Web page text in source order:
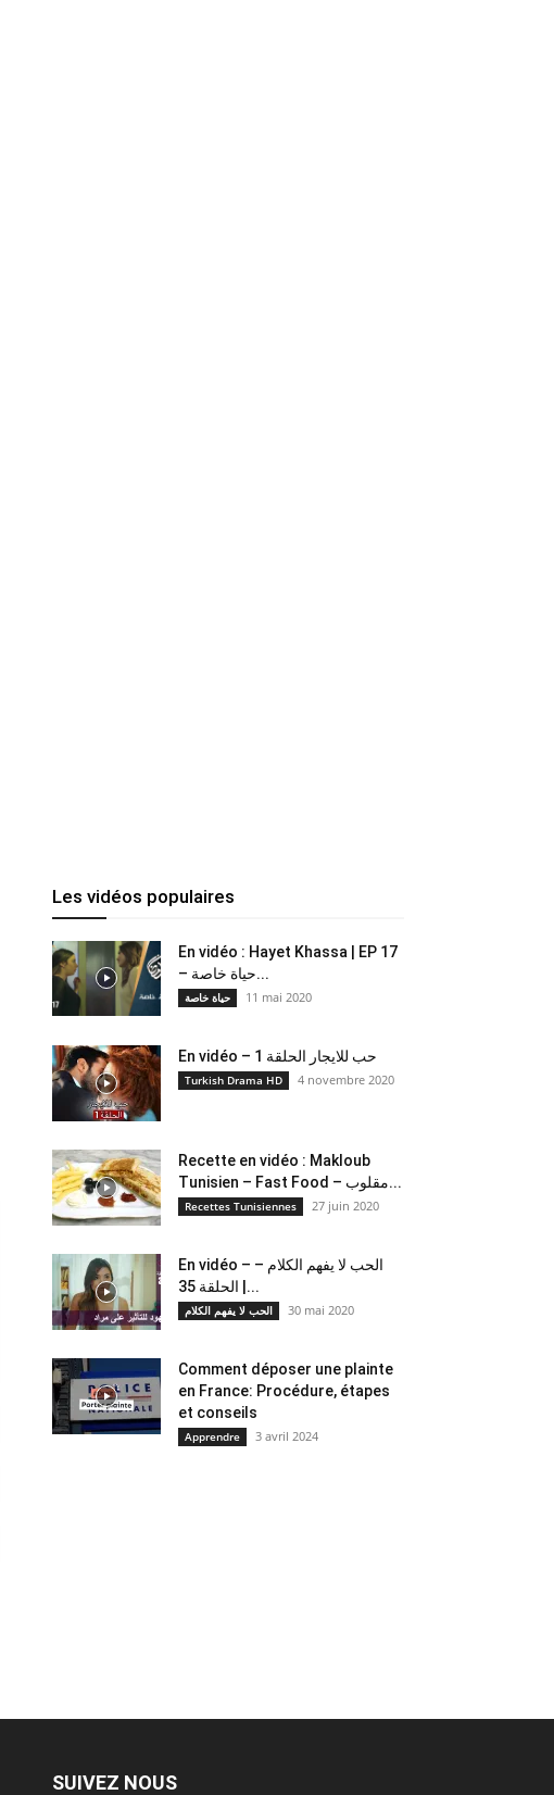
Les vidéos populaires
En vidéo : Hayet Khassa | EP 17
– حياة خاصة...
حياة خاصة 11 mai 2020
En vidéo – حب للايجار الحلقة 1
Turkish Drama HD 4 novembre 2020
Recette en vidéo : Makloub
Tunisien – Fast Food – مقلوب...
Recettes Tunisiennes 27 juin 2020
En vidéo – الحب لا يفهم الكلام –
الحلقة 35 |...
الحب لا يفهم الكلام 30 mai 2020
Comment déposer une plainte
en France: Procédure, étapes
et conseils
Apprendre 3 avril 2024
SUIVEZ NOUS